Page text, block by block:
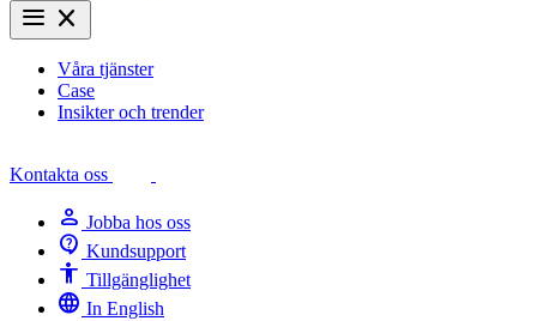
menu close
Våra tjänster
Case
Insikter och trender
Kontakta oss
person Jobba hos oss
contact_support Kundsupport
Accessibility Tillgänglighet
language In English